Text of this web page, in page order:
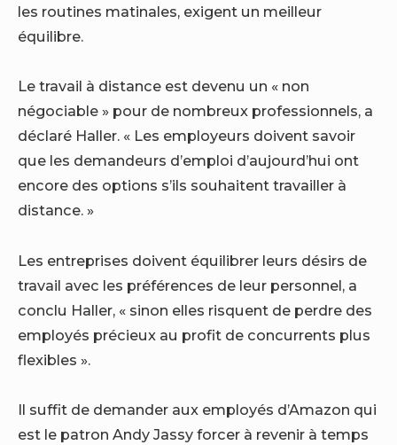
les routines matinales, exigent un meilleur
équilibre.
Le travail à distance est devenu un « non
négociable » pour de nombreux professionnels, a
déclaré Haller. « Les employeurs doivent savoir
que les demandeurs d’emploi d’aujourd’hui ont
encore des options s’ils souhaitent travailler à
distance. »
Les entreprises doivent équilibrer leurs désirs de
travail avec les préférences de leur personnel, a
conclu Haller, « sinon elles risquent de perdre des
employés précieux au profit de concurrents plus
flexibles ».
Il suffit de demander aux employés d’Amazon qui
est le patron Andy Jassy forcer à revenir à temps